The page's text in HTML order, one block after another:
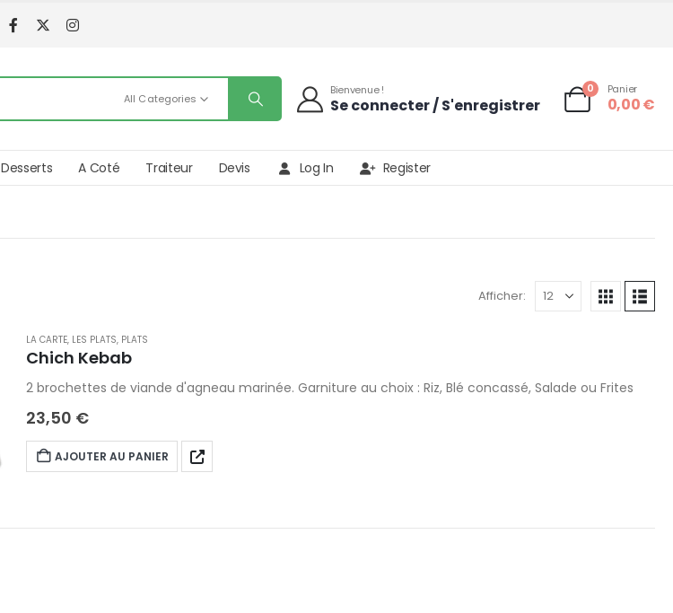
All Categories
Bienvenue !
Se connecter / S'enregistrer
0 Panier
0,00€
Desserts A Coté Traiteur Devis Log In Register
Afficher:
LA CARTE, LES PLATS, PLATS
Chich Kebab
2 brochettes de viande d'agneau marinée. Garniture au choix : Riz, Blé concassé, Salade ou Frites
23,50 €
AJOUTER AU PANIER